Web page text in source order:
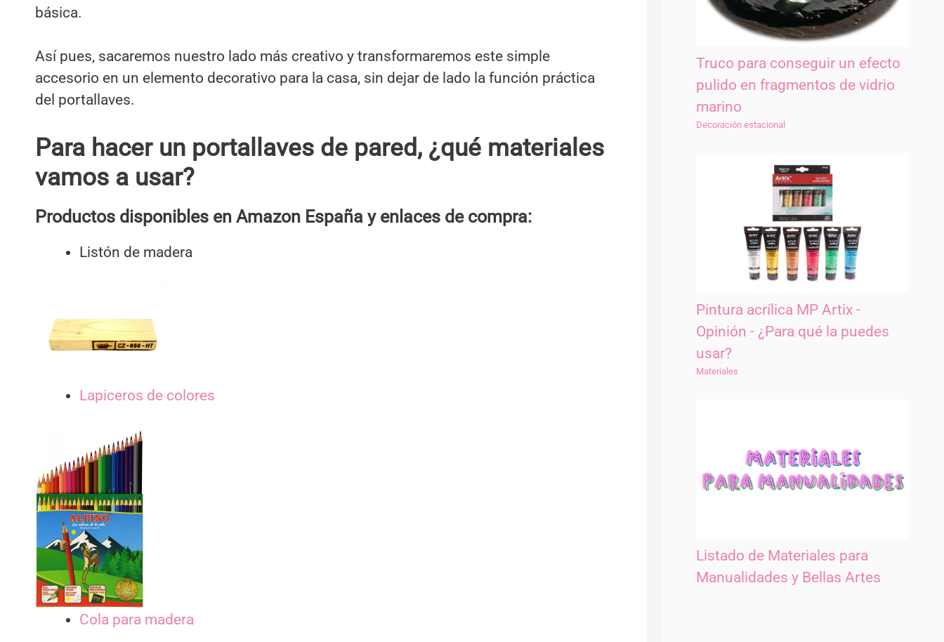
básica.
Así pues, sacaremos nuestro lado más creativo y transformaremos este simple
accesorio en un elemento decorativo para la casa, sin dejar de lado la función práctica
del portallaves.
Para hacer un portallaves de pared, ¿qué materiales
vamos a usar?
Productos disponibles en Amazon España y enlaces de compra:
Listón de madera
Lapiceros de colores
Cola para madera
Truco para conseguir un efecto
pulido en fragmentos de vidrio
marino
Decoración estacional
Pintura acrílica MP Artix -
Opinión - ¿Para qué la puedes
usar?
Materiales
Listado de Materiales para
Manualidades y Bellas Artes